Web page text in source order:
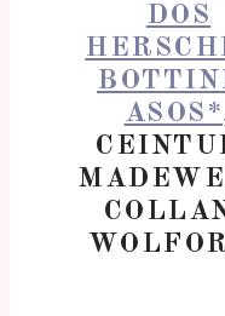
DOS
ASOS*